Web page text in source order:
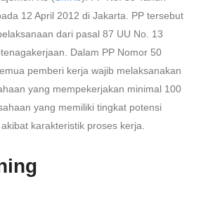
12 April 2012 di Jakarta. PP tersebut
dari pasal 87 UU No. 13
Dalam PP Nomor 50
pemberi kerja wajib melaksanakan
yang mempekerjakan minimal 100
yang memiliki tingkat potensi
karakteristik proses kerja.